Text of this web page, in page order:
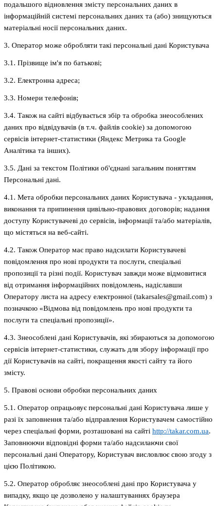
подальшого відновлення змісту персональних даних в
інформаційній системі персональних даних та (або) знищуються
матеріальні носії персональних даних.
3. Оператор може обробляти такі персональні дані Користувача
3.1. Прізвище ім'я по батькові;
3.2. Електронна адреса;
3.3. Номери телефонів;
3.4. Також на сайті відбувається збір та обробка знеособлених
даних про відвідувачів (в т.ч. файлів cookie) за допомогою
сервісів інтернет-статистики (Яндекс Метрика та Google
Аналітика та інших).
3.5. Дані за текстом Політики об'єднані загальним поняттям
Персональні дані.
4.1. Мета обробки персональних даних Користувача - укладання,
виконання та припинення цивільно-правових договорів; надання
доступу Користувачеві до сервісів, інформації та/або матеріалів,
що містяться на веб-сайті.
4.2. Також Оператор має право надсилати Користувачеві
повідомлення про нові продукти та послуги, спеціальні
пропозиції та різні події. Користувач завжди може відмовитися
від отримання інформаційних повідомлень, надіславши
Оператору листа на адресу електронної (takarsales@gmail.com) з
позначкою «Відмова від повідомлень про нові продукти та
послуги та спеціальні пропозиції».
4.3. Знеособлені дані Користувачів, які збираються за допомогою
сервісів інтернет-статистики, служать для збору інформації про
дії Користувачів на сайті, покращення якості сайту та його
змісту.
5. Правові основи обробки персональних даних
5.1. Оператор опрацьовує персональні дані Користувача лише у
разі їх заповнення та/або відправлення Користувачем самостійно
через спеціальні форми, розташовані на сайті http://takar.com.ua.
Заповнюючи відповідні форми та/або надсилаючи свої
персональні дані Оператору, Користувач висловлює свою згоду з
цією Політикою.
5.2. Оператор обробляє знеособлені дані про Користувача у
випадку, якщо це дозволено у налаштуваннях браузера